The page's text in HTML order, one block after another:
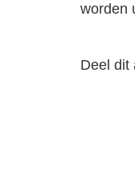
worden
Deel dit